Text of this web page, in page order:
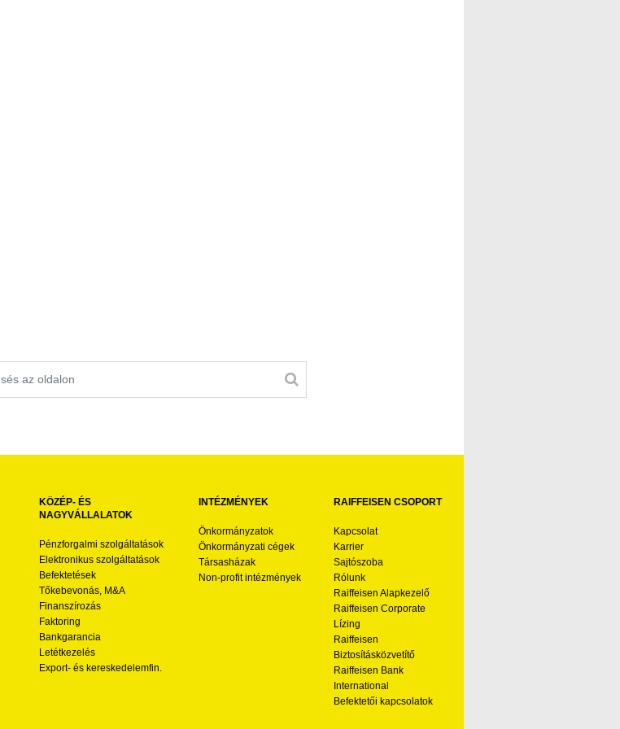
KÖZÉP- ÉS
NAGYVÁLLALATOK
Pénzforgalmi szolgáltatások
Elektronikus szolgáltatások
Befektetések
Tőkebevonás, M&A
Finanszírozás
Faktoring
Bankgarancia
Letétkezelés
Export- és kereskedelemfin.
INTÉZMÉNYEK
Önkormányzatok
Önkormányzati cégek
Társasházak
Non-profit intézmények
RAIFFEISEN CSOPORT
Kapcsolat
Karrier
Sajtószoba
Rólunk
Raiffeisen Alapkezelő
Raiffeisen Corporate
Lízing
Raiffeisen
Biztosításközvetítő
Raiffeisen Bank
International
Befektetői kapcsolatok